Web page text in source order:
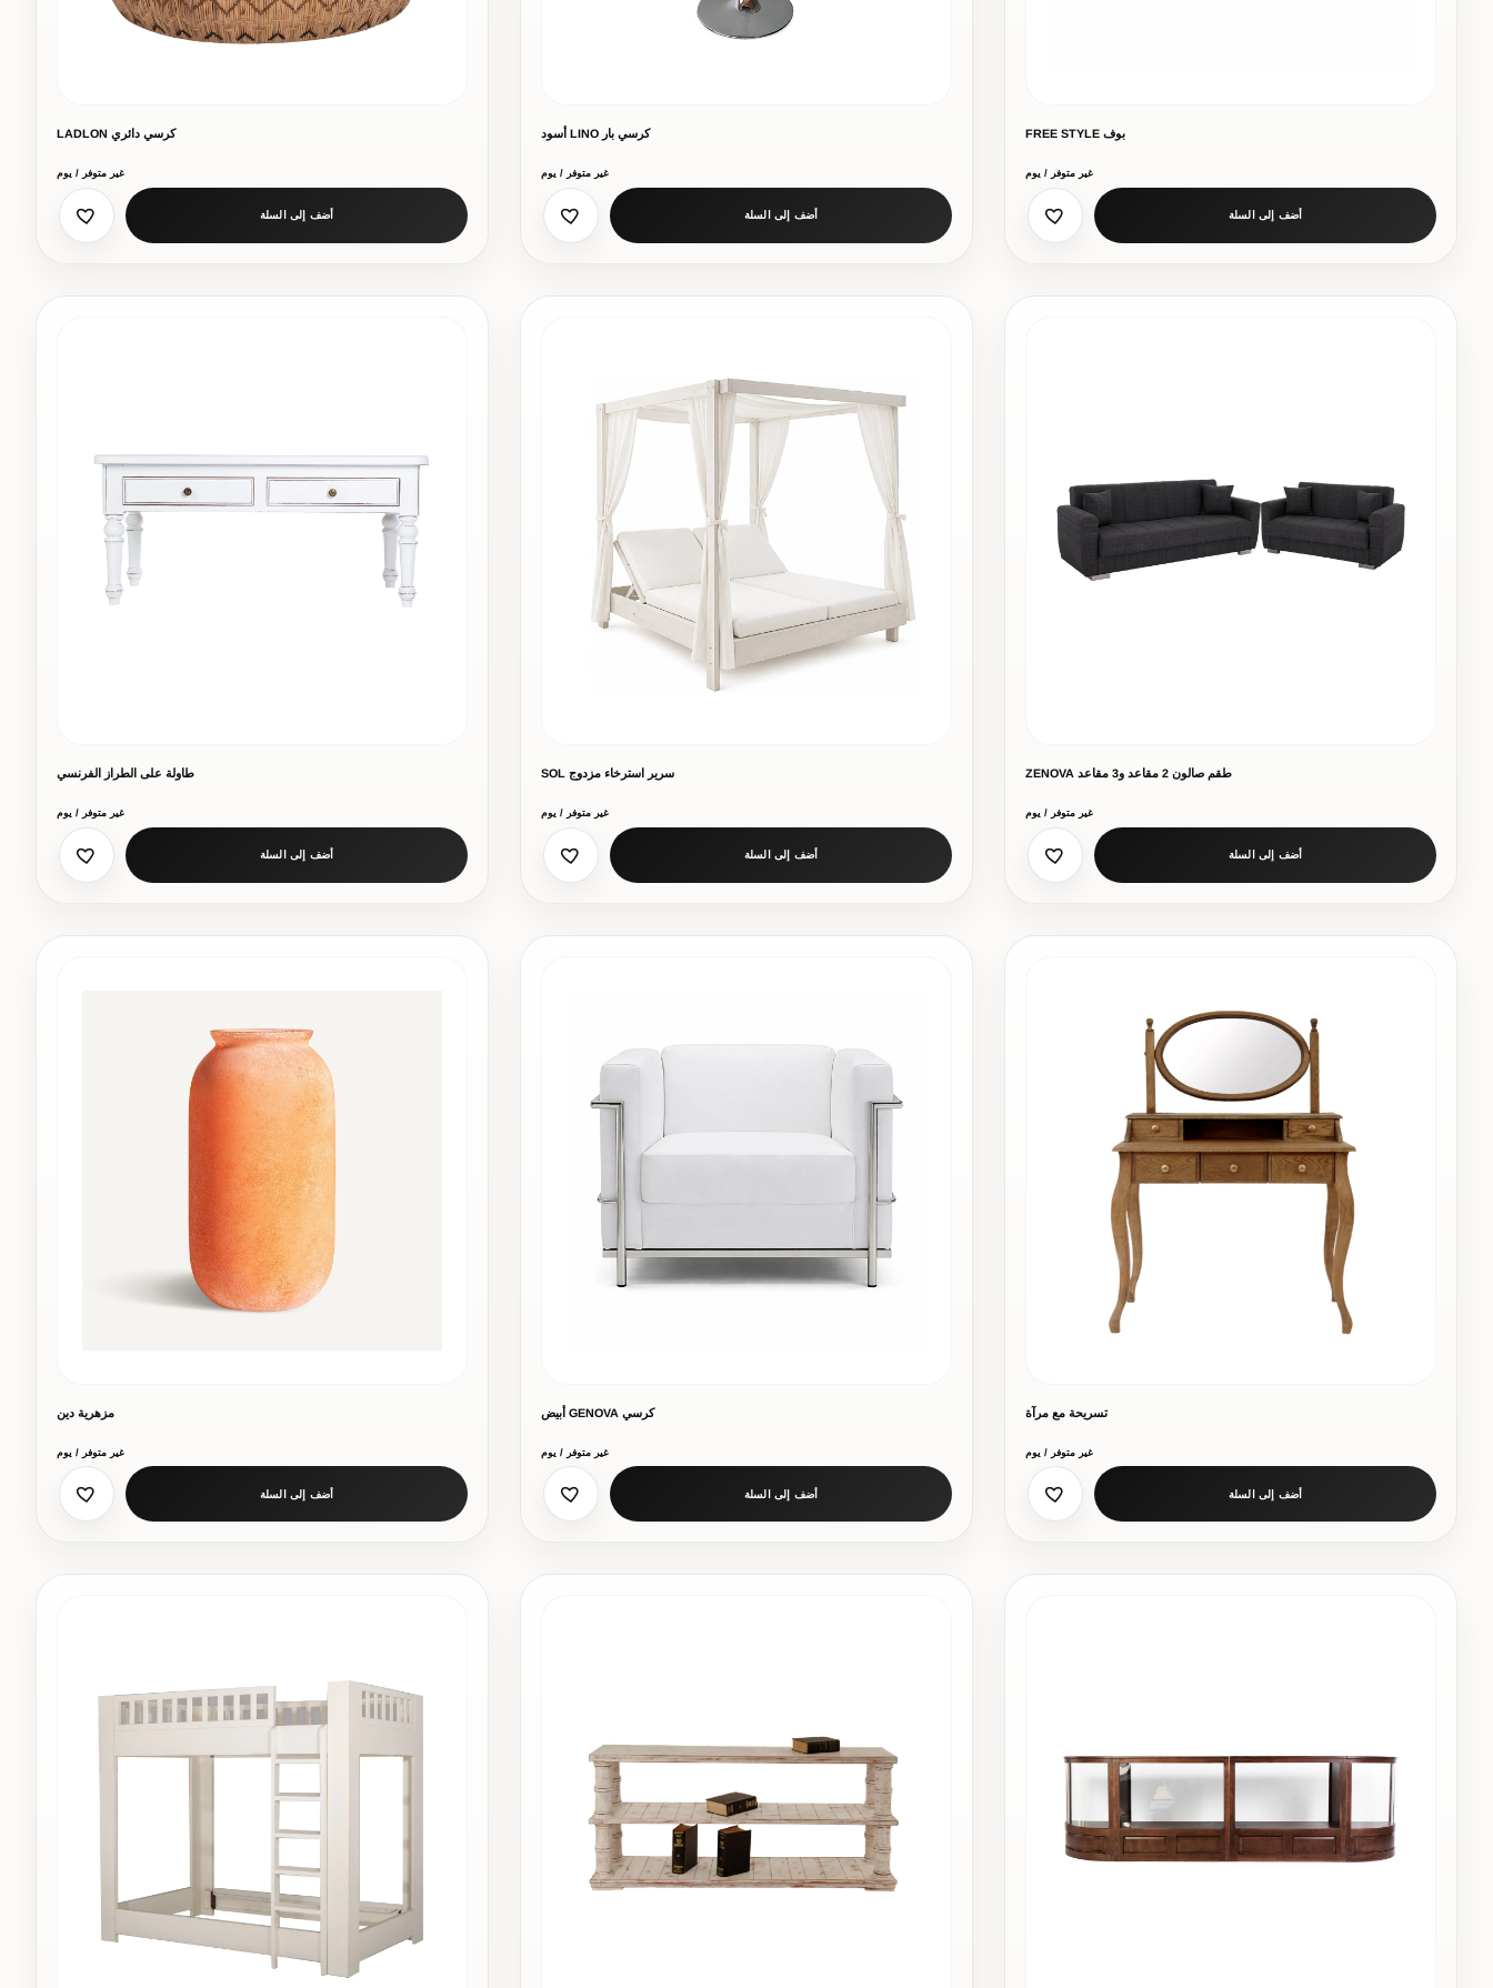
بوف FREE STYLE
غير متوفر / يوم
أضف إلى السلة
كرسي بار LINO أسود
غير متوفر / يوم
أضف إلى السلة
كرسي دائري LADLON
غير متوفر / يوم
أضف إلى السلة
طقم صالون 2 مقاعد و3 مقاعد ZENOVA
غير متوفر / يوم
أضف إلى السلة
سرير استرخاء مزدوج SOL
غير متوفر / يوم
أضف إلى السلة
طاولة على الطراز الفرنسي
غير متوفر / يوم
أضف إلى السلة
تسريحة مع مرآة
غير متوفر / يوم
أضف إلى السلة
كرسي GENOVA أبيض
غير متوفر / يوم
أضف إلى السلة
مزهرية دين
غير متوفر / يوم
أضف إلى السلة